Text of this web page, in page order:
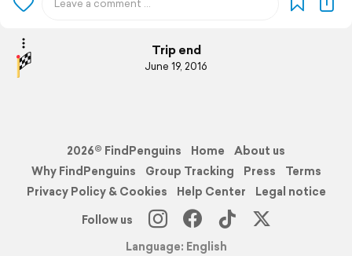
Trip end
June 19, 2016
2026© FindPenguins Home
About us
Why FindPenguins
Group Tracking Press
Terms
Privacy Policy & Cookies
Help Center
Legal notice
Follow us
Language: English